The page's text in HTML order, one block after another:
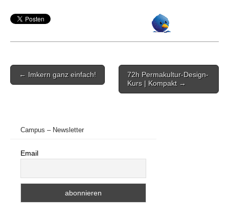
Post
navigation
← Imkern ganz einfach!
72h Permakultur-Design-
Kurs | Kompakt →
Campus – Newsletter
Email